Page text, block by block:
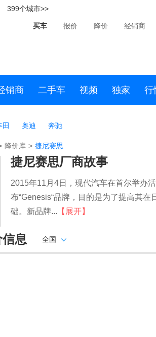
399个城市>>
买车 报价 降价 经销商
销商 二手车 视频 独家 行
田 奥迪 奔驰
降价库 > 捷尼赛思
捷尼赛思厂商故事
2015年11月4日，现代汽车在首尔举办
布“Genesis“品牌，目的是为了提高其
础。新品牌... 【展开】
息 全国